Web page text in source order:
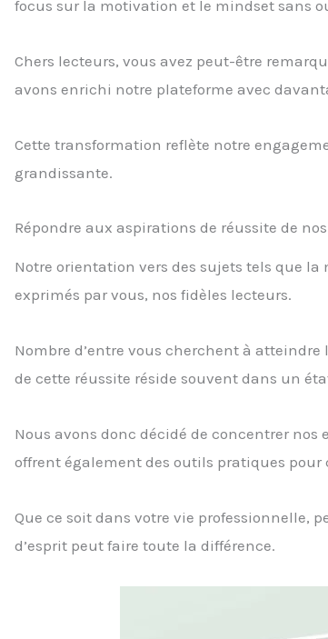
focus sur la motivation et le mindset sans
Chers lecteurs, vous avez peut-être
avons enrichi notre plateforme avec
Cette transformation reflète notre
grandissante.
Répondre aux aspirations de réussite de
Notre orientation vers des sujets tels que
exprimés par vous, nos fidèles lecteurs.
Nombre d’entre vous cherchent à
de cette réussite réside souvent dans un
Nous avons donc décidé de concentrer
offrent également des outils pratiques
Que ce soit dans votre vie professionnelle,
d’esprit peut faire toute la différence.